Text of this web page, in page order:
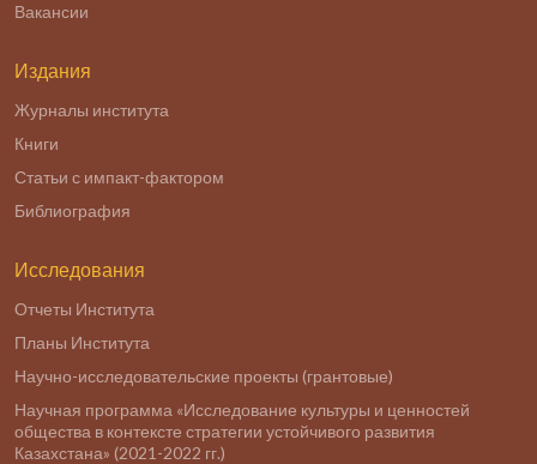
Вакансии
Издания
Журналы института
Книги
Статьи с импакт-фактором
Библиография
Исследования
Отчеты Института
Планы Института
Научно-исследовательские проекты (грантовые)
Научная программа «Исследование культуры и ценностей
общества в контексте стратегии устойчивого развития
Казахстана» (2021-2022 гг.)